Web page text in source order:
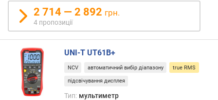
на
д
о
г
и
х
в
2 714 — 2 892 грн.
4 пропозиції
UNI-T UT61B+
NCV автоматичний вибір діапазону true RMS
підсвічування дисплея
Тип: мультиметр